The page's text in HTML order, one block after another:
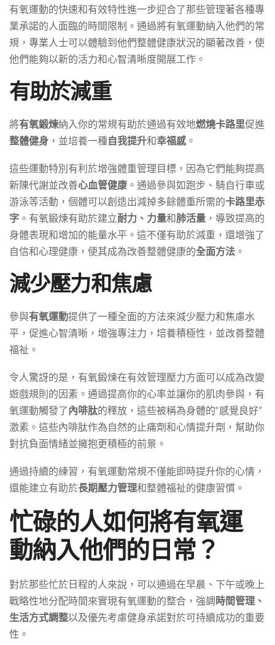
有氧運動的快速和有效特性進一步迎合了那些管理著各種專
業承諾的人面臨的時間限制。通過將有氧運動納入他們的常
規，專業人士可以體驗到他們整體健康狀況的顯著改善，使
他們能夠以新的活力和心智清晰度開展工作。
有助於減重
將有氧鍛煉納入你的常規有助於通過有效地燃燒卡路里促進
整體健身 ，並培養一種自我提升和幸福感。
這些運動特別有利於增強體重管理目標，因為它們能夠提高
新陳代謝並改善心血管健康 。通過參與如跑步、騎自行車或
游泳等活動，個體可以創造出減掉多餘體重所需的卡路里赤
字 。有氧鍛煉有助於建立耐力、力量和肺活量 ，導致提高的
身體表現和增加的能量水平。這不僅有助於減重，還增強了
自信和心理健康，使其成為改善整體健康的全面方法 。
減少壓力和焦慮
參與有氧運動提供了一種全面的方法來減少壓力和焦慮水
平，促進心智清晰，增強專注力，培養積極性，並改善整體
福祉。
令人驚訝的是，有氧鍛煉在有效管理壓力方面可以成為改變
遊戲規則的因素。通過提高你的心率並讓你的肌肉參與，有
氧運動觸發了內啡肽的釋放，這些被稱為身體的“感覺良好”
激素。這些內啡肽作為自然的止痛劑和心情提升劑，幫助你
對抗負面情緒並擁抱更積極的前景。
通過持續的練習，有氧運動常規不僅能即時提升你的心情，
還能建立有助於長期壓力管理和整體福祉的健康習慣。
忙碌的人如何將有氧運
動納入他們的日常？
對於那些忙於日程的人來說，可以通過在早晨、下午或晚上
戰略性地分配時間來實現有氧運動的整合，強調時間管理、
生活方式調整以及優先考慮健身承諾對於可持續成功的重要
性。